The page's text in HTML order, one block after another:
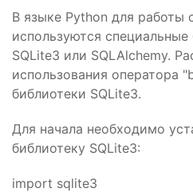
В языке Python для работы
используются специальные
SQLite3 или SQLAlchemy.
использования оператора
библиотеки SQLite3.
Для начала необходимо
библиотеку SQLite3:
import sqlite3